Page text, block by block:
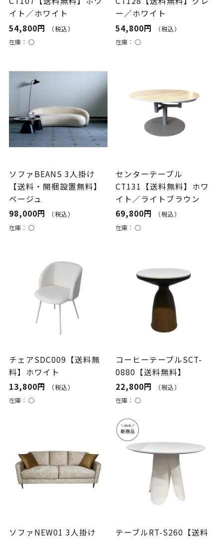
イト／ホワイト
54,800円
（税込）
在庫： ○
ー／ホワイト
54,800円
（税込）
在庫：○
ソファBEANS 3人掛け
【送料・開梱設置無料】
ベージュ
98,000円
（税込）
在庫： ○
センターテーブル
CT131【送料無料】ホワ
イト／ライトブラウン
69,800円
（税込）
在庫：○
チェアSDC009【送料無
料】ホワイト
13,800円
（税込）
在庫： ○
コーヒーテーブルSCT-
0880【送料無料】
22,800円
（税込）
在庫：○
ソファNEW01 3人掛け
テーブルRT-S260【送料